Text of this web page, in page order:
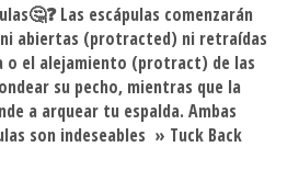
Lever
Nivel
3
Las escápulas comenzarán
abiertas (protracted) ni retraídas
el alejamiento (protract) de las
su pecho, mientras que la
a arquear tu espalda. Ambas
son indeseables » Tuck Back